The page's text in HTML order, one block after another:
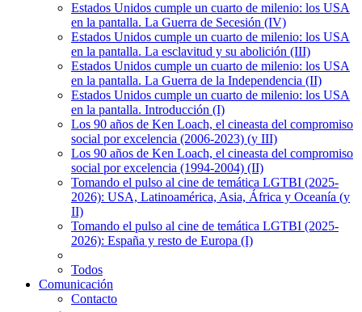
Estados Unidos cumple un cuarto de milenio: los USA
en la pantalla. La Guerra de Secesión (IV)
Estados Unidos cumple un cuarto de milenio: los USA
en la pantalla. La esclavitud y su abolición (III)
Estados Unidos cumple un cuarto de milenio: los USA
en la pantalla. La Guerra de la Independencia (II)
Estados Unidos cumple un cuarto de milenio: los USA
en la pantalla. Introducción (I)
Los 90 años de Ken Loach, el cineasta del compromiso
social por excelencia (2006-2023) (y III)
Los 90 años de Ken Loach, el cineasta del compromiso
social por excelencia (1994-2004) (II)
Tomando el pulso al cine de temática LGTBI (2025-
2026): USA, Latinoamérica, Asia, África y Oceanía (y
II)
Tomando el pulso al cine de temática LGTBI (2025-
2026): España y resto de Europa (I)
Todos
Comunicación
Contacto